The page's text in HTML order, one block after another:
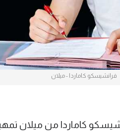
فرانشيسكو كاماردا - ميلان
كاماردا من ميلان